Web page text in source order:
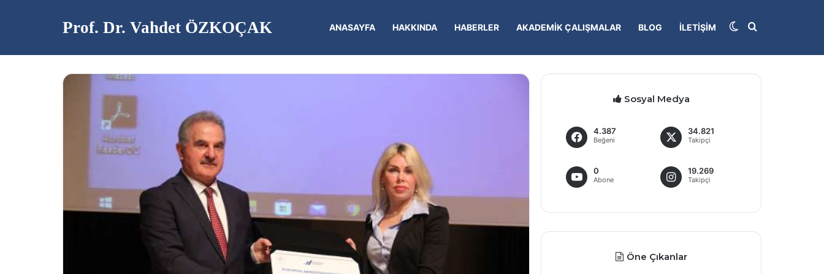
Prof. Dr. Vahdet ÖZKOÇAK ANASAYFA HAKKINDA HABERLER AKADEMIK ÇALIŞMALAR BLOG İLETIŞIM Dış görünümü
Arama yap...
Sosyal Medya
4.387
Beğeni
34.821
Takipçi
0
Abone
19.269
Takipçi
Öne Çıkanlar